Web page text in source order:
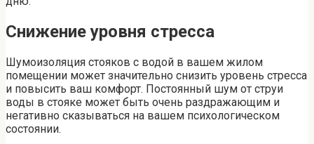
Снижение уровня стресса
Шумоизоляция стояков с водой в вашем жилом
помещении может значительно снизить уровень стресса
и повысить ваш комфорт. Постоянный шум от струи
воды в стояке может быть очень раздражающим и
негативно сказываться на вашем психологическом
состоянии.